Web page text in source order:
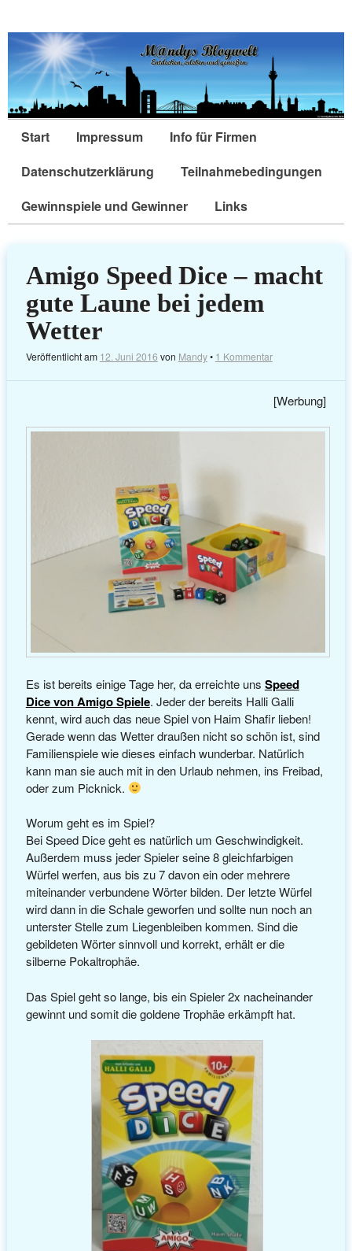
Start Impressum
Info für Firmen
Datenschutzerklärung
Teilnahmebedingungen
Gewinnspiele und Gewinner
Links
Amigo Speed Dice – macht
gute Laune bei jedem
Wetter
Veröffentlicht am 12. Juni 2016 von Mandy• 1 Kommentar
[Werbung]
Es ist bereits einige Tage her, da erreichte uns Speed
Dice von Amigo Spiele. Jeder der bereits Halli Galli
kennt, wird auch das neue Spiel von Haim Shafir lieben!
Gerade wenn das Wetter draußen nicht so schön ist, sind
Familienspiele wie dieses einfach wunderbar. Natürlich
kann man sie auch mit in den Urlaub nehmen, ins Freibad,
oder zum Picknick.
Worum geht es im Spiel?
Bei Speed Dice geht es natürlich um Geschwindigkeit.
Außerdem muss jeder Spieler seine 8 gleichfarbigen
Würfel werfen, aus bis zu 7 davon ein oder mehrere
miteinander verbundene Wörter bilden. Der letzte Würfel
wird dann in die Schale geworfen und sollte nun noch an
unterster Stelle zum Liegenbleiben kommen. Sind die
gebildeten Wörter sinnvoll und korrekt, erhält er die
silberne Pokaltrophäe.
Das Spiel geht so lange, bis ein Spieler 2x nacheinander
gewinnt und somit die goldene Trophäe erkämpft hat.